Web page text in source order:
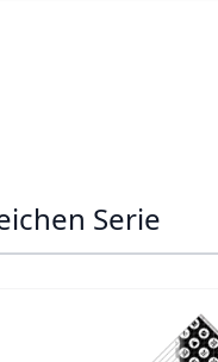
Serie